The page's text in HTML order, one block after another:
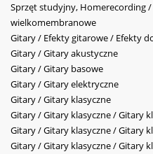
Sprzęt studyjny, Homerecording
wielkomembranowe
Gitary / Efekty gitarowe / Efekty
Gitary / Gitary akustyczne
Gitary / Gitary basowe
Gitary / Gitary elektryczne
Gitary / Gitary klasyczne
Gitary / Gitary klasyczne / Gitary
Gitary / Gitary klasyczne / Gitary
Gitary / Gitary klasyczne / Gitary